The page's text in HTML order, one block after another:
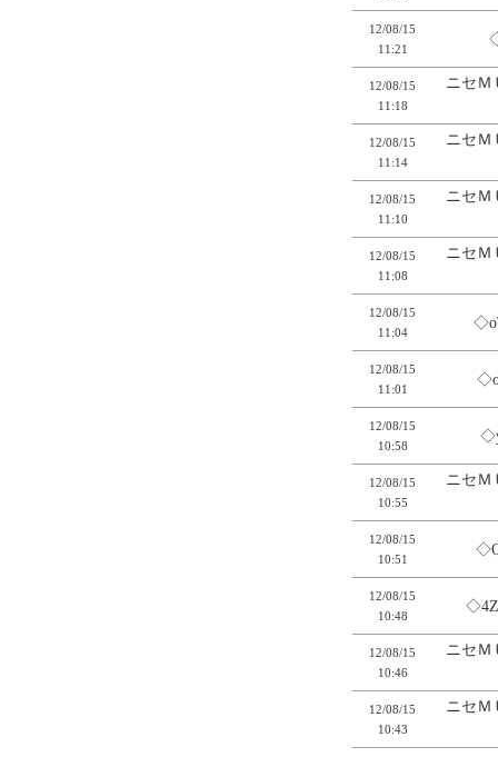
12/08/15
11:21
12/08/15
11:18
ニセＭ
12/08/15
11:14
ニセＭ
12/08/15
11:10
ニセＭ
12/08/15
11:08
ニセＭ
12/08/15
11:04
12/08/15
11:01
12/08/15
10:58
12/08/15
10:55
ニセＭ
12/08/15
10:51
12/08/15
10:48
12/08/15
10:46
ニセＭ
12/08/15
10:43
ニセＭ